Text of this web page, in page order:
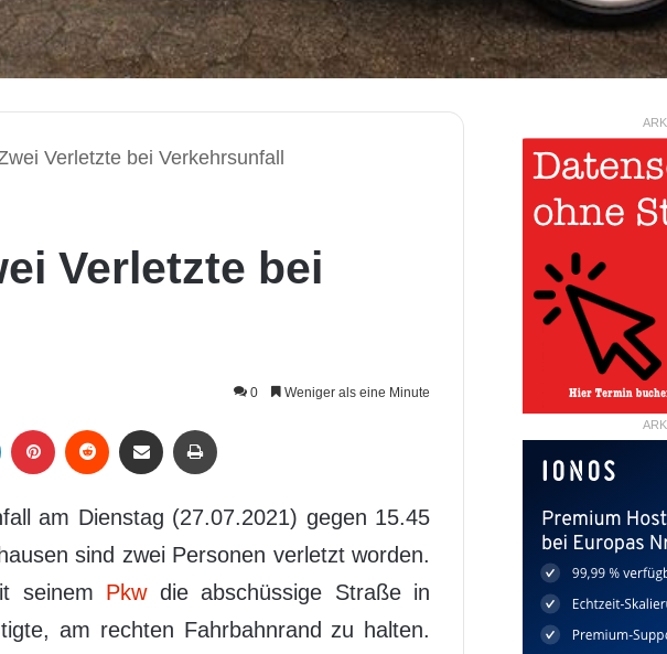
Verletzte bei Verkehrsunfall
Verletzte bei
0 Weniger als eine Minute
am Dienstag (27.07.2021) gegen 15.45
sind zwei Personen verletzt worden.
seinem Pkwdie abschüssige Straße in
am rechten Fahrbahnrand zu halten.